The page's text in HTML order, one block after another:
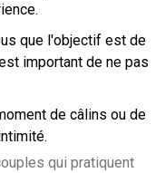
que l'objectif est de
important de ne pas
de câlins ou de
qui pratiquent